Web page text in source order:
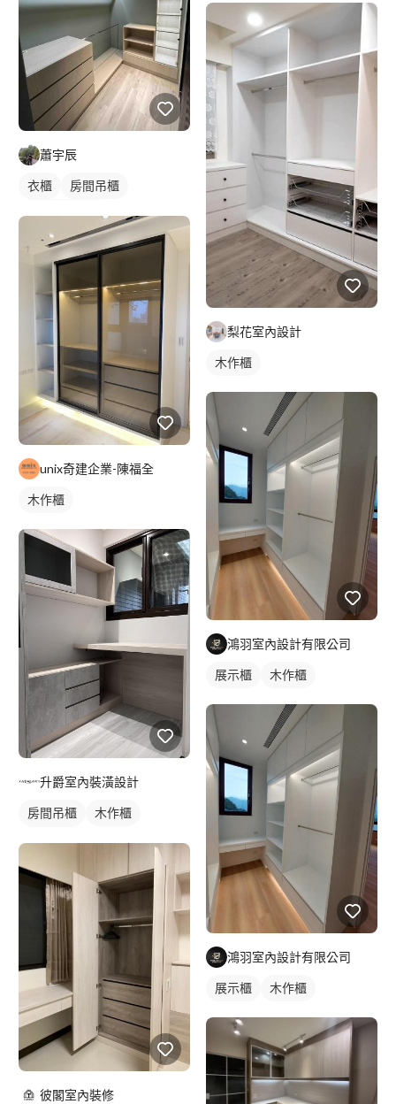
蕭宇辰
衣櫃
房間吊櫃
全室照明設計
unix奇建企業-陳福全
木作櫃
升爵室內裝潢設計
房間吊櫃
木作櫃
彼閣室內裝修
梨花室內設計
木作櫃
鴻羽室內設計有限公司
展示櫃 木作櫃
鴻羽室內設計有限公司
展示櫃 木作櫃